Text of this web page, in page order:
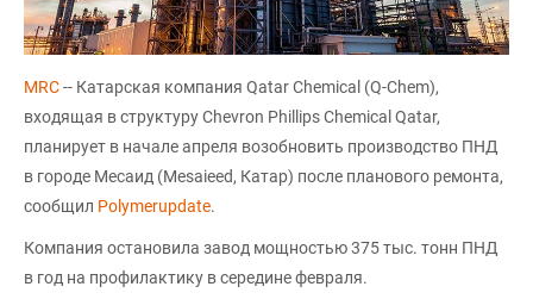
MRC-- Катарская компания Qatar Chemical (Q-Chem),
входящая в структуру Chevron Phillips Chemical Qatar,
планирует в начале апреля возобновить производство ПНД
в городе Месаид (Mesaieed, Катар) после планового ремонта,
сообщил Polymerupdate.
Компания остановила завод мощностью 375 тыс. тонн ПНД
в год на профилактику в середине февраля.